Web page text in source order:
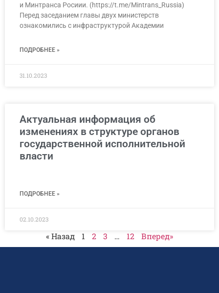
и Минтранса Росиии. (https://t.me/Mintrans_Russia)
Перед заседанием главы двух министерств
ознакомились с инфраструктурой Академии
ПОДРОБНЕЕ »
31.10.2023
Актуальная информация об
изменениях в структуре органов
государственной исполнительной
власти
ПОДРОБНЕЕ »
02.10.2023
« Назад 1 2 3 … 12 Вперед»